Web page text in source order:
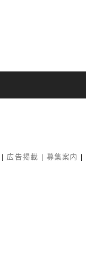
広告掲載 募集案内